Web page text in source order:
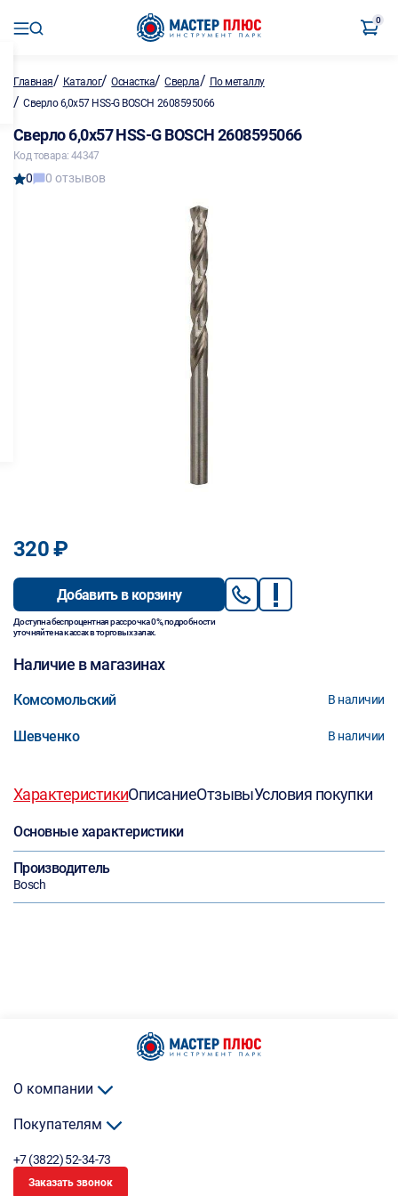
0
Главная/ Каталог/Оснастка/Сверла/ По металлу
/ Сверло 6,0х57 HSS-G BOSCH 2608595066
Сверло 6,0х57 HSS-G BOSCH 2608595066
Код товара: 44347
0 0 отзывов
320 ₽
Добавить в корзину
Доступна беспроцентная рассрочка 0%, подробности
уточняйте на кассах в торговых залах.
Наличие в магазинах
Комсомольский В наличии
Шевченко В наличии
ХарактеристикиОписаниеОтзывыУсловия покупки
Основные характеристики
Производитель
Bosch
О компании
Покупателям
+7 (3822) 52-34-73
Заказать звонок